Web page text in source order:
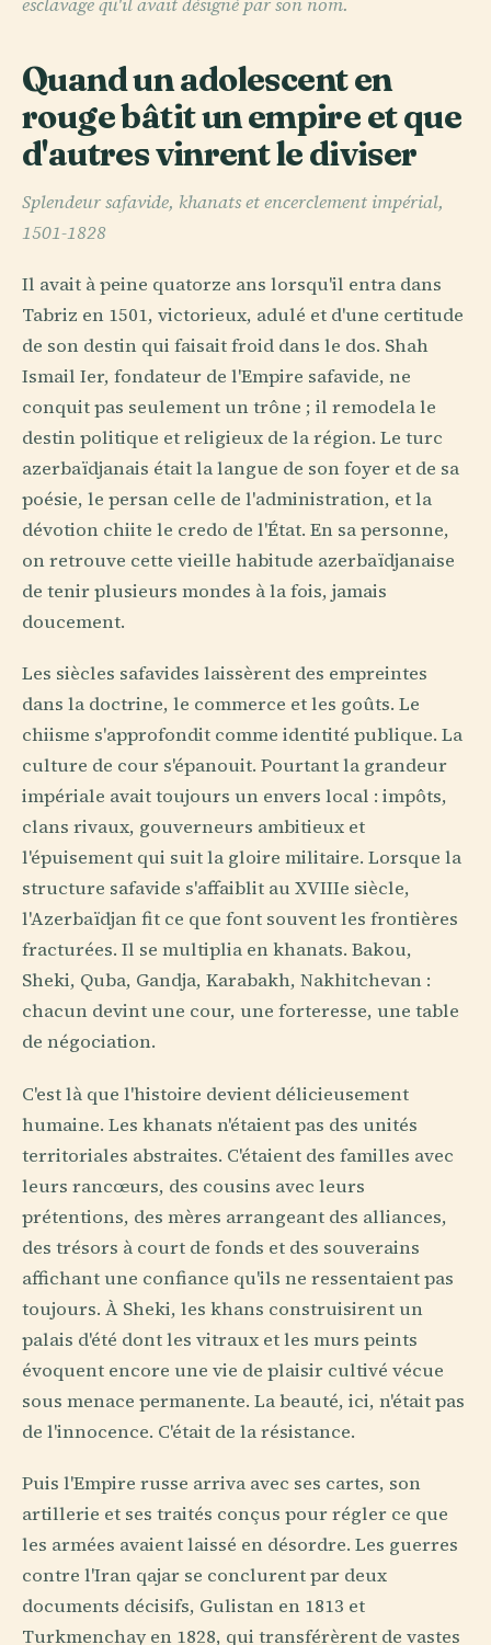
Quand un adolescent en
rouge bâtit un empire et que
d'autres vinrent le diviser
Splendeur safavide, khanats et encerclement impérial,
1501-1828
Il avait à peine quatorze ans lorsqu'il entra dans
Tabriz en 1501, victorieux, adulé et d'une certitude
de son destin qui faisait froid dans le dos. Shah
Ismail Ier, fondateur de l'Empire safavide, ne
conquit pas seulement un trône ; il remodela le
destin politique et religieux de la région. Le turc
azerbaïdjanais était la langue de son foyer et de sa
poésie, le persan celle de l'administration, et la
dévotion chiite le credo de l'État. En sa personne,
on retrouve cette vieille habitude azerbaïdjanaise
de tenir plusieurs mondes à la fois, jamais
doucement.
Les siècles safavides laissèrent des empreintes
dans la doctrine, le commerce et les goûts. Le
chiisme s'approfondit comme identité publique. La
culture de cour s'épanouit. Pourtant la grandeur
impériale avait toujours un envers local : impôts,
clans rivaux, gouverneurs ambitieux et
l'épuisement qui suit la gloire militaire. Lorsque la
structure safavide s'affaiblit au XVIIIe siècle,
l'Azerbaïdjan fit ce que font souvent les frontières
fracturées. Il se multiplia en khanats. Bakou,
Sheki, Quba, Gandja, Karabakh, Nakhitchevan :
chacun devint une cour, une forteresse, une table
de négociation.
C'est là que l'histoire devient délicieusement
humaine. Les khanats n'étaient pas des unités
territoriales abstraites. C'étaient des familles avec
leurs rancœurs, des cousins avec leurs
prétentions, des mères arrangeant des alliances,
des trésors à court de fonds et des souverains
affichant une confiance qu'ils ne ressentaient pas
toujours. À Sheki, les khans construisirent un
palais d'été dont les vitraux et les murs peints
évoquent encore une vie de plaisir cultivé vécue
sous menace permanente. La beauté, ici, n'était pas
de l'innocence. C'était de la résistance.
Puis l'Empire russe arriva avec ses cartes, son
artillerie et ses traités conçus pour régler ce que
les armées avaient laissé en désordre. Les guerres
contre l'Iran qajar se conclurent par deux
documents décisifs, Gulistan en 1813 et
Turkmenchay en 1828, qui transférèrent de vastes